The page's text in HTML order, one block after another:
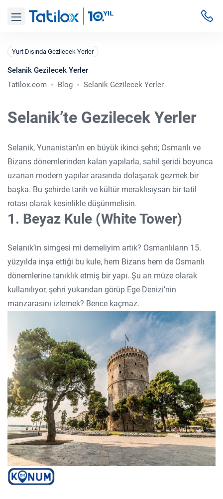
Yurt Dışında Gezilecek Yerler
Selanik Gezilecek Yerler
Tatilox.com
Blog Selanik Gezilecek Yerler
Selanik’te Gezilecek Yerler
Selanik, Yunanistan’ın en büyük ikinci şehri; Osmanlı ve
Bizans dönemlerinden kalan yapılarla, sahil şeridi boyunca
uzanan modern yapılar arasında dolaşarak gezmek bir
başka. Bu şehirde tarih ve kültür meraklısıysan bir tatil
rotası olarak kesinlikle düşünmelisin.
1. Beyaz Kule (White Tower)
Selanik’in simgesi mi demeliyim artık? Osmanlıların 15.
yüzyılda inşa ettiği bu kule, hem Bizans hem de Osmanlı
dönemlerine tanıklık etmiş bir yapı. Şu an müze olarak
kullanılıyor, şehri yukarıdan görüp Ege Denizi’nin
manzarasını izlemek? Bence kaçmaz.